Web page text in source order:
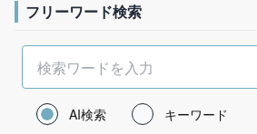
フリーワード検索
AI検索 キーワード